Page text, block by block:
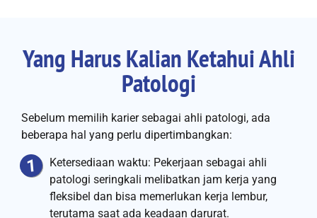
Yang Harus Kalian Ketahui Ahli
Patologi
Sebelum memilih karier sebagai ahli patologi, ada
beberapa hal yang perlu dipertimbangkan:
Ketersediaan waktu: Pekerjaan sebagai ahli
patologi seringkali melibatkan jam kerja yang
fleksibel dan bisa memerlukan kerja lembur,
terutama saat ada keadaan darurat.